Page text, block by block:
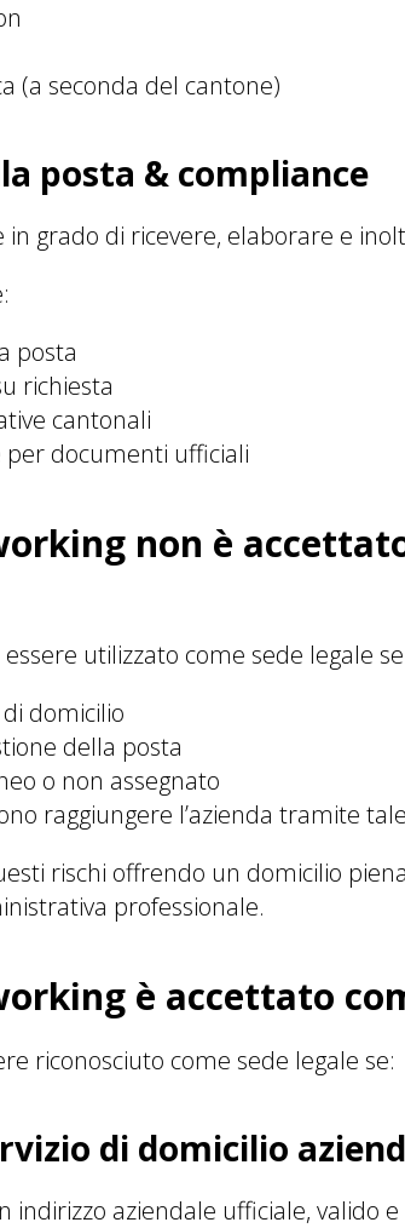
(a seconda del cantone)
posta & compliance
in grado di ricevere, elaborare e
posta
richiesta
cantonali
documenti ufficiali
non è
utilizzato come sede legale
domicilio
della posta
o non assegnato
raggiungere l’azienda tramite
rischi offrendo un domicilio
professionale.
è accettato
riconosciuto come sede legale se:
di domicilio
indirizzo aziendale ufficiale, valido